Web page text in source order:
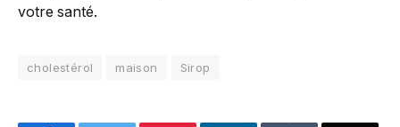
votre santé.
cholestérol maison Sirop